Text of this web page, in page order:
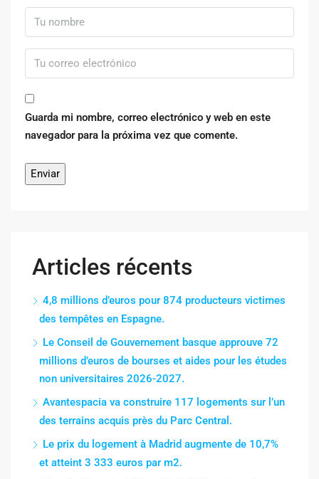
Guarda mi nombre, correo electrónico y web en este
navegador para la próxima vez que comente.
Articles récents
4,8 millions d’euros pour 874 producteurs victimes
des tempêtes en Espagne.
Le Conseil de Gouvernement basque approuve 72
millions d’euros de bourses et aides pour les études
non universitaires 2026-2027.
Avantespacia va construire 117 logements sur l’un
des terrains acquis près du Parc Central.
Le prix du logement à Madrid augmente de 10,7%
et atteint 3 333 euros par m2.